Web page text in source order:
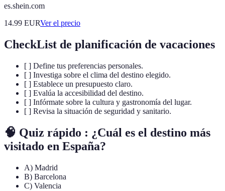
es.shein.com
14.99 EURVer el precio
CheckList de planificación de vacaciones
[ ] Define tus preferencias personales.
[ ] Investiga sobre el clima del destino elegido.
[ ] Establece un presupuesto claro.
[ ] Evalúa la accesibilidad del destino.
[ ] Infórmate sobre la cultura y gastronomía del lugar.
[ ] Revisa la situación de seguridad y sanitario.
🧠 Quiz rápido : ¿Cuál es el destino más
visitado en España?
A) Madrid
B) Barcelona
C) Valencia